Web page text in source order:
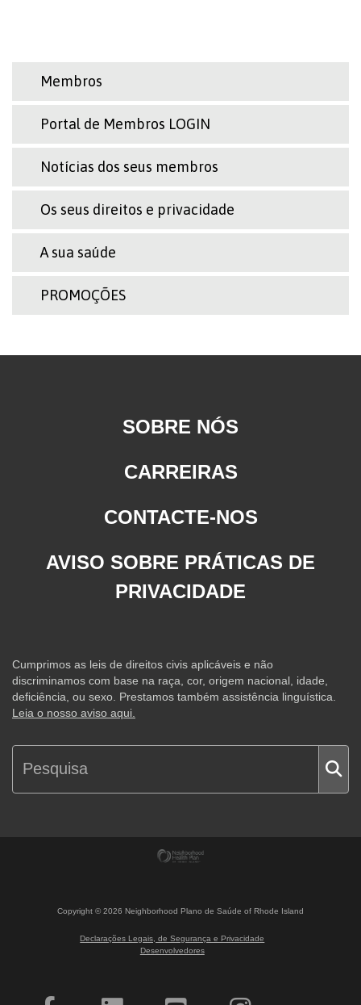
Membros
Portal de Membros LOGIN
Notícias dos seus membros
Os seus direitos e privacidade
A sua saúde
PROMOÇÕES
SOBRE NÓS
CARREIRAS
CONTACTE-NOS
AVISO SOBRE PRÁTICAS DE
PRIVACIDADE
Cumprimos as leis de direitos civis aplicáveis e não
discriminamos com base na raça, cor, origem nacional, idade,
deficiência, ou sexo. Prestamos também assistência linguística.
Leia o nosso aviso aqui.
Copyright ©2026 Neighborhood Plano de Saúde of Rhode Island
Declarações Legais, de Segurança e Privacidade
Desenvolvedores